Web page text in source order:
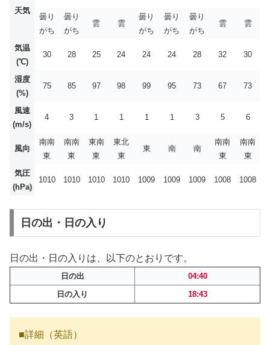
天気
曇り
がち
曇り
がち
雲 雲
曇り
がち
曇り
がち
曇り
がち
雲 雲
気温
(℃)
30 28 25 24 24 24 28 32 30
湿度
(%)
75 85 97 98 99 95 73 67 73
風速
(m/s)
4 3 1 1 1 1 3 5 6
風向
南南
東
南南
東
東南
東
東北
東
東 南 南
南南
東
南南
東
気圧
(hPa)
1010 1010 1010 1010 1009 1009 1009 1008 1008
日の出・日の入り
日の出・日の入りは、以下のとおりです。
日の出
04:40
日の入り
18:43
■詳細（英語）